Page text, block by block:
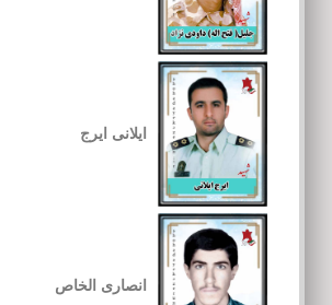
ایلانی ایرج
انصاری الخاص